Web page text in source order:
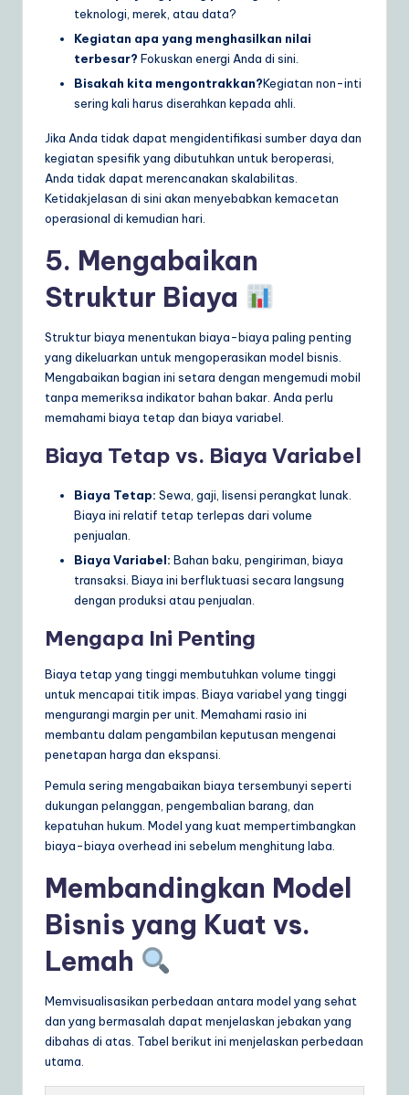
teknologi, merek, atau data?
Kegiatan apa yang menghasilkan nilai
terbesar? Fokuskan energi Anda di sini.
Bisakah kita mengontrakkan?Kegiatan non-inti
sering kali harus diserahkan kepada ahli.
Jika Anda tidak dapat mengidentifikasi sumber daya dan
kegiatan spesifik yang dibutuhkan untuk beroperasi,
Anda tidak dapat merencanakan skalabilitas.
Ketidakjelasan di sini akan menyebabkan kemacetan
operasional di kemudian hari.
5. Mengabaikan
Struktur Biaya
Struktur biaya menentukan biaya-biaya paling penting
yang dikeluarkan untuk mengoperasikan model bisnis.
Mengabaikan bagian ini setara dengan mengemudi mobil
tanpa memeriksa indikator bahan bakar. Anda perlu
memahami biaya tetap dan biaya variabel.
Biaya Tetap vs. Biaya Variabel
Biaya Tetap: Sewa, gaji, lisensi perangkat lunak.
Biaya ini relatif tetap terlepas dari volume
penjualan.
Biaya Variabel: Bahan baku, pengiriman, biaya
transaksi. Biaya ini berfluktuasi secara langsung
dengan produksi atau penjualan.
Mengapa Ini Penting
Biaya tetap yang tinggi membutuhkan volume tinggi
untuk mencapai titik impas. Biaya variabel yang tinggi
mengurangi margin per unit. Memahami rasio ini
membantu dalam pengambilan keputusan mengenai
penetapan harga dan ekspansi.
Pemula sering mengabaikan biaya tersembunyi seperti
dukungan pelanggan, pengembalian barang, dan
kepatuhan hukum. Model yang kuat mempertimbangkan
biaya-biaya overhead ini sebelum menghitung laba.
Membandingkan Model
Bisnis yang Kuat vs.
Lemah
Memvisualisasikan perbedaan antara model yang sehat
dan yang bermasalah dapat menjelaskan jebakan yang
dibahas di atas. Tabel berikut ini menjelaskan perbedaan
utama.